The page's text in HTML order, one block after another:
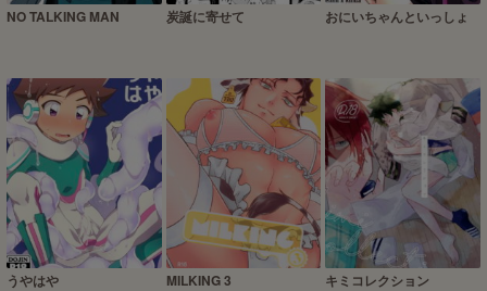
NO TALKING MAN 炭誕に寄せて おにいちゃんといっしょ
うやはや MILKING 3 キミコレクション